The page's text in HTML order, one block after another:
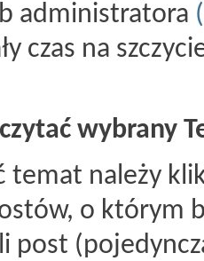
administratora
czas na
wybrany
temat należy
o którym
post